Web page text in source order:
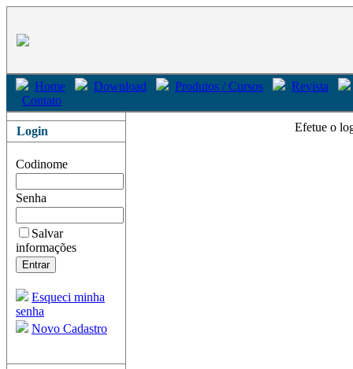
Home Download Produtos / Cursos
Revista
Contato
Login
Codinome
Senha
Salvar
informações
Esqueci minha
senha
Novo Cadastro
Efetue o